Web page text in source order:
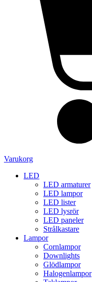
Varukorg
LED
LED armaturer
LED lampor
LED lister
LED lysrör
LED paneler
Strålkastare
Lampor
Cornlampor
Downlights
Glödlampor
Halogenlampor